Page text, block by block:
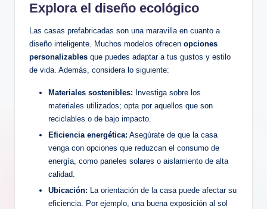
Explora el diseño ecológico
Las casas prefabricadas son una maravilla en cuanto a
diseño inteligente. Muchos modelos ofrecen opciones
personalizables que puedes adaptar a tus gustos y estilo
de vida. Además, considera lo siguiente:
Materiales sostenibles: Investiga sobre los
materiales utilizados; opta por aquellos que son
reciclables o de bajo impacto.
Eficiencia energética: Asegúrate de que la casa
venga con opciones que reduzcan el consumo de
energía, como paneles solares o aislamiento de alta
calidad.
Ubicación: La orientación de la casa puede afectar su
eficiencia. Por ejemplo, una buena exposición al sol